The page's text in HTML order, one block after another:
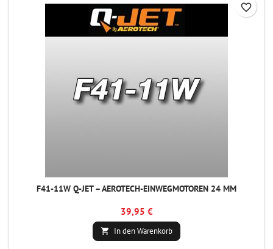
F41-11W Q-JET – AEROTECH-EINWEGMOTOREN 24 MM
39,95 €
 In den Warenkorb
favorite_border